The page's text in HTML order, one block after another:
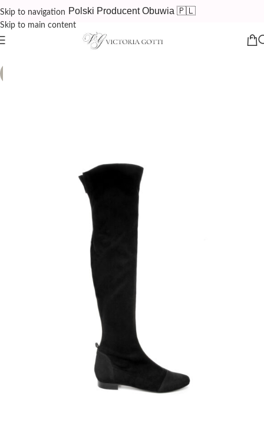
Skip to navigation
Skip to main content
Polski Producent Obuwia 🇵🇱